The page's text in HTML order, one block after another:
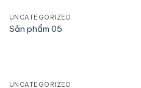
UNCATEGORIZED
Sản phẩm 05
UNCATEGORIZED